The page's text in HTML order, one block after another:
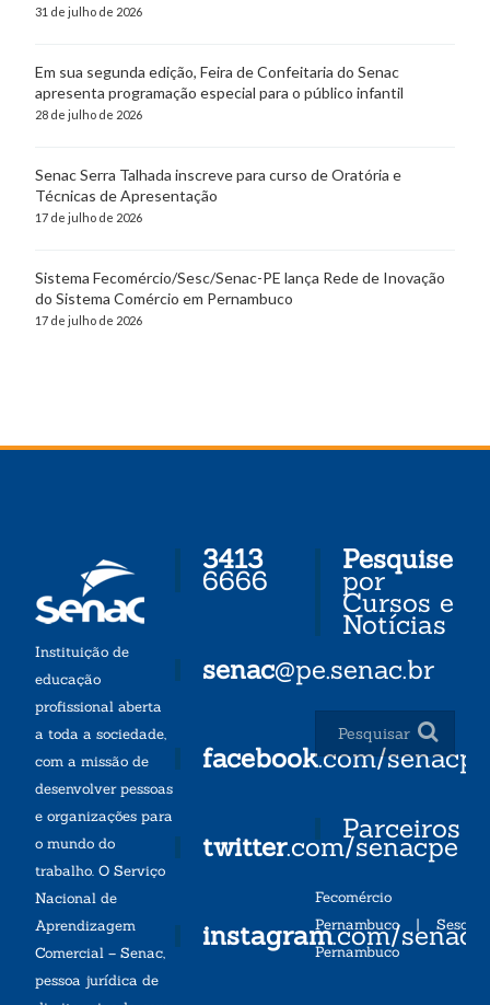
31 de julho de 2026
Em sua segunda edição, Feira de Confeitaria do Senac
apresenta programação especial para o público infantil
28 de julho de 2026
Senac Serra Talhada inscreve para curso de Oratória e
Técnicas de Apresentação
17 de julho de 2026
Sistema Fecomércio/Sesc/Senac-PE lança Rede de Inovação
do Sistema Comércio em Pernambuco
17 de julho de 2026
Instituição de
educação
profissional aberta
a toda a sociedade,
com a missão de
desenvolver pessoas
e organizações para
o mundo do
trabalho. O Serviço
Nacional de
Aprendizagem
Comercial – Senac,
pessoa jurídica de
3413
6666
senac@pe.senac.br
facebook.com/senacpe
twitter.com/senacpe
instagram.com/
Pesquise
por
Cursos e
Notícias
Parceiros
Fecomércio
Pernambuco| Sesc
Pernambuco